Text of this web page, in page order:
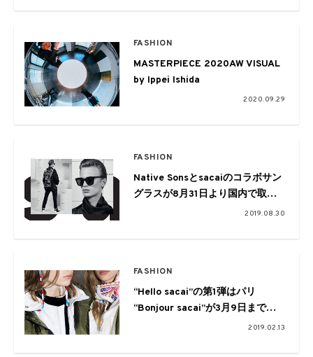
FASHION
MASTERPIECE 2020AW VISUAL
by Ippei Ishida
2020.09.29
FASHION
Native Sonsとsacaiのコラボサン
グラスが8月31日より国内で取り
2019.08.30
FASHION
“Hello sacai”の第1弾はパリ
“Bonjour sacai”が3月9日まで期
2019.02.13